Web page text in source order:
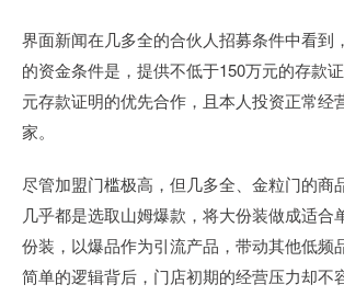
界面新闻在几多全的合伙人招募条件中看到
的资金条件是，提供不低于150万元的存款
元存款证明的优先合作，且本人投资正常经
家。
尽管加盟门槛极高，但几多全、金粒门的商
几乎都是选取山姆爆款，将大份装做成适合
份装，以爆品作为引流产品，带动其他低频
简单的逻辑背后，门店初期的经营压力却不